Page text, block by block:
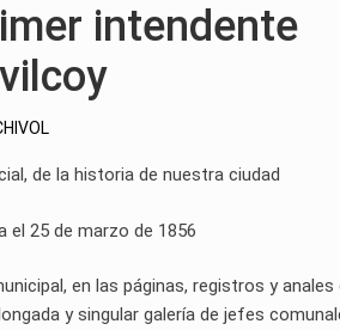
intendente
de la historia de nuestra ciudad
el 25 de marzo de 1856
en las páginas, registros y anales
y singular galería de jefes